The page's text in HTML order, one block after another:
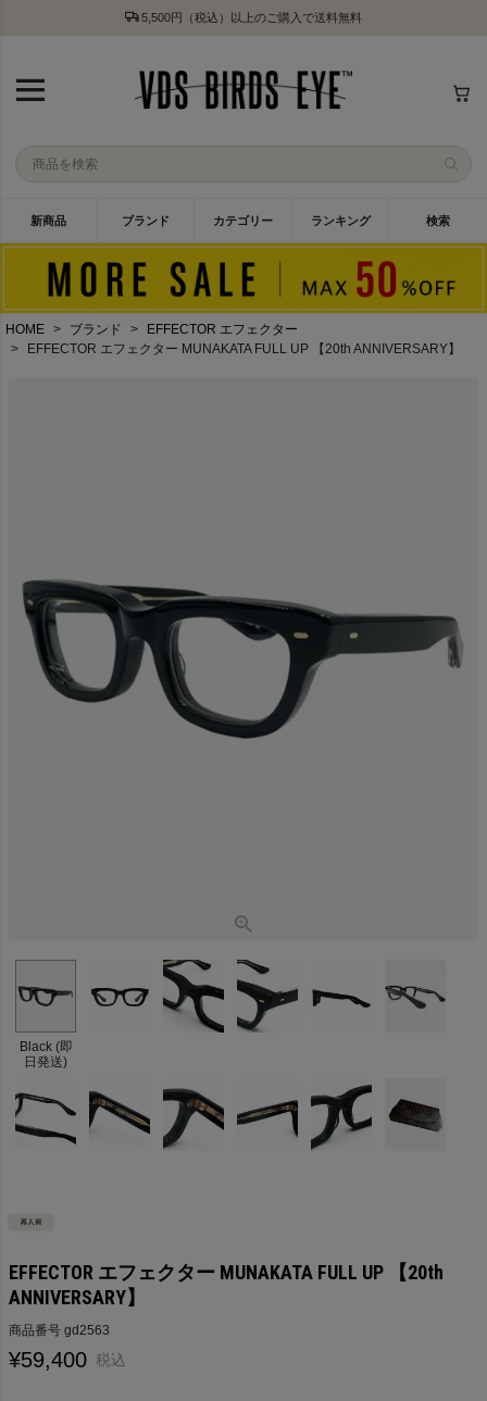
5,500円（税込）以上のご購入で送料無料
新商品 ブランド カテゴリー ランキング 検索
HOME ブランド
EFFECTOR エフェクター
EFFECTOR エフェクター MUNAKATA FULL UP 【20th ANNIVERSARY】
Black (即
日発送)
EFFECTOR エフェクター MUNAKATA FULL UP 【20th
ANNIVERSARY】
商品番号 gd2563
¥59,400 税込